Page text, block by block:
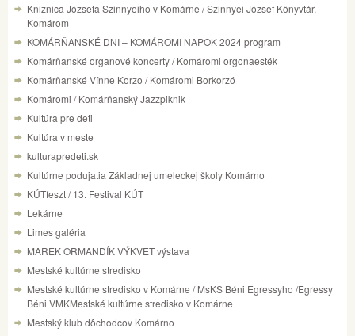
Knižnica Józsefa Szinnyeiho v Komárne / Szinnyei József Könyvtár,
Komárom
KOMÁRŇANSKÉ DNI – KOMÁROMI NAPOK 2024 program
Komárňanské organové koncerty / Komáromi orgonaesték
Komárňanské Vínne Korzo / Komáromi Borkorzó
Komáromi / Komárňanský Jazzpiknik
Kultúra pre deti
Kultúra v meste
kulturapredeti.sk
Kultúrne podujatia Základnej umeleckej školy Komárno
KÚTfeszt / 13. Festival KÚT
Lekárne
Limes galéria
MAREK ORMANDÍK VÝKVET výstava
Mestské kultúrne stredisko
Mestské kultúrne stredisko v Komárne / MsKS Béni Egressyho /Egressy
Béni VMKMestské kultúrne stredisko v Komárne
Mestský klub dôchodcov Komárno